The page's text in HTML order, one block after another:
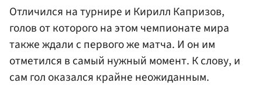
Отличился на турнире и Кирилл Капризов,
голов от которого на этом чемпионате мира
также ждали с первого же матча. И он им
отметился в самый нужный момент. К слову, и
сам гол оказался крайне неожиданным.